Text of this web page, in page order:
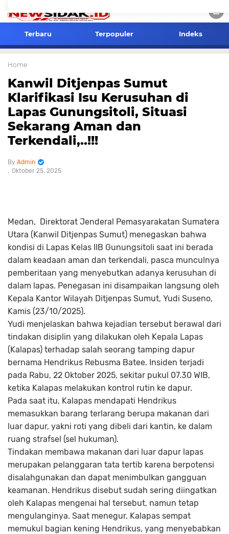
Terbaru Terpopuler Indeks
Home
Kanwil Ditjenpas Sumut
Klarifikasi Isu Kerusuhan di
Lapas Gunungsitoli, Situasi
Sekarang Aman dan
Terkendali,..!!!
Admin
Oktober 25, 2025
Medan, Direktorat Jenderal Pemasyarakatan Sumatera
Utara (Kanwil Ditjenpas Sumut) menegaskan bahwa
kondisi di Lapas Kelas IIB Gunungsitoli saat ini berada
dalam keadaan aman dan terkendali, pasca munculnya
pemberitaan yang menyebutkan adanya kerusuhan di
dalam lapas. Penegasan ini disampaikan langsung oleh
Kepala Kantor Wilayah Ditjenpas Sumut, Yudi Suseno,
Kamis (23/10/2025).
Yudi menjelaskan bahwa kejadian tersebut berawal dari
tindakan disiplin yang dilakukan oleh Kepala Lapas
(Kalapas) terhadap salah seorang tamping dapur
bernama Hendrikus Rebusma Batee. Insiden terjadi
pada Rabu, 22 Oktober 2025, sekitar pukul 07.30 WIB,
ketika Kalapas melakukan kontrol rutin ke dapur.
Pada saat itu, Kalapas mendapati Hendrikus
memasukkan barang terlarang berupa makanan dari
luar dapur, yakni roti yang dibeli dari kantin, ke dalam
ruang strafsel (sel hukuman).
Tindakan membawa makanan dari luar dapur lapas
merupakan pelanggaran tata tertib karena berpotensi
disalahgunakan dan dapat menimbulkan gangguan
keamanan. Hendrikus disebut sudah sering diingatkan
oleh Kalapas mengenai hal tersebut, namun tetap
mengulanginya. Saat menegur, Kalapas sempat
memukul bagian kening Hendrikus, yang menyebabkan